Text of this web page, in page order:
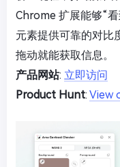
Chrome 扩展能够“
元素提供可靠的对比
拖动就能获取信息。
产品网站: 立即访问
Product Hunt: View